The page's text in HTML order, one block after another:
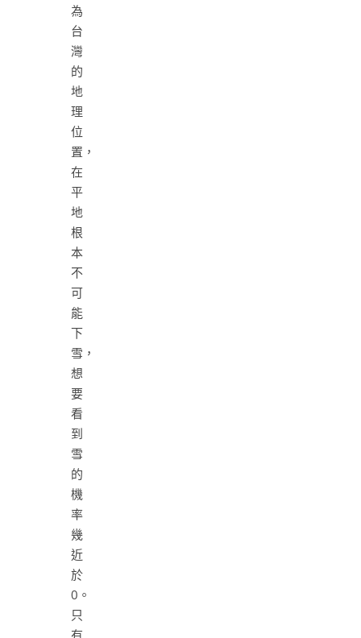
為
台
灣
的
地
理
位
置，
在
平
地
根
本
不
可
能
下
雪，
想
要
看
到
雪
的
機
率
幾
近
於
0。
只